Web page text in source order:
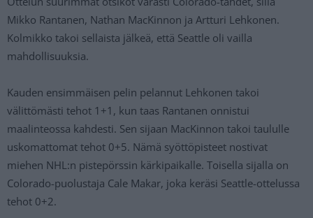
Mikko Rantanen, Nathan MacKinnon ja Artturi Lehkonen.
Kolmikko takoi sellaista jälkeä, että Seattle oli vailla
mahdollisuuksia.
Kauden ensimmäisen pelin pelannut Lehkonen takoi
välittömästi tehot 1+1, kun taas Rantanen onnistui
maalinteossa kahdesti. Sen sijaan MacKinnon takoi taululle
uskomattomat tehot 0+5. Nämä syöttöpisteet nostivat
miehen NHL:n pistepörssin kärkipaikalle. Toisella sijalla on
Colorado-puolustaja Cale Makar, joka keräsi Seattle-ottelussa
tehot 0+2.